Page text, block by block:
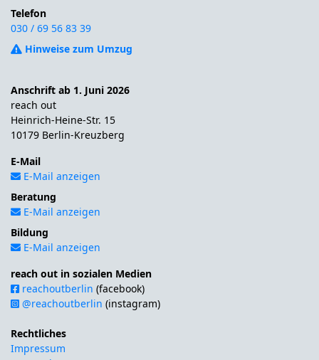
Telefon
030 / 69 56 83 39
Hinweise zum Umzug
Anschrift ab 1. Juni 2026
reach out
Heinrich-Heine-Str. 15
10179 Berlin-Kreuzberg
E-Mail
E-Mail anzeigen
Beratung
E-Mail anzeigen
Bildung
E-Mail anzeigen
reach out in sozialen Medien
reachoutberlin (facebook)
@reachoutberlin (instagram)
Rechtliches
Impressum